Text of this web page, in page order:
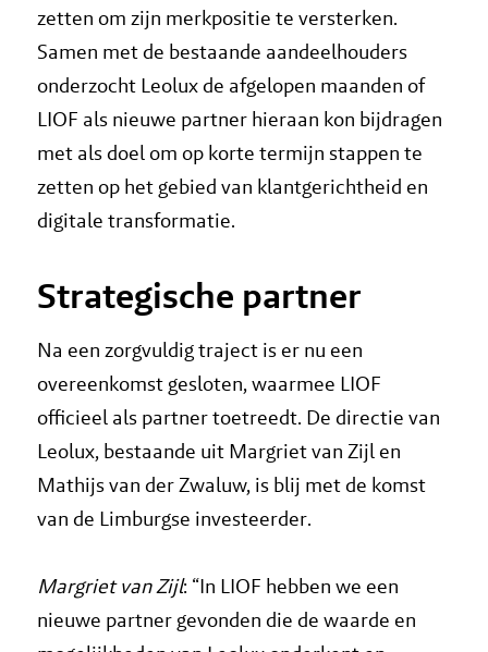
zetten om zijn merkpositie te versterken.
Samen met de bestaande aandeelhouders
onderzocht Leolux de afgelopen maanden of
LIOF als nieuwe partner hieraan kon bijdragen
met als doel om op korte termijn stappen te
zetten op het gebied van klantgerichtheid en
digitale transformatie.
Strategische partner
Na een zorgvuldig traject is er nu een
overeenkomst gesloten, waarmee LIOF
officieel als partner toetreedt. De directie van
Leolux, bestaande uit Margriet van Zijl en
Mathijs van der Zwaluw, is blij met de komst
van de Limburgse investeerder.
Margriet van Zijl: “In LIOF hebben we een
nieuwe partner gevonden die de waarde en